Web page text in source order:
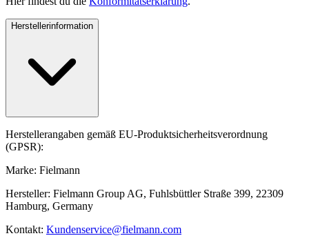
Herstellerinformation
Herstellerangaben gemäß EU-Produktsicherheitsverordnung
(GPSR):
Marke: Fielmann
Hersteller: Fielmann Group AG, Fuhlsbüttler Straße 399, 22309
Hamburg, Germany
Kontakt: Kundenservice@fielmann.com